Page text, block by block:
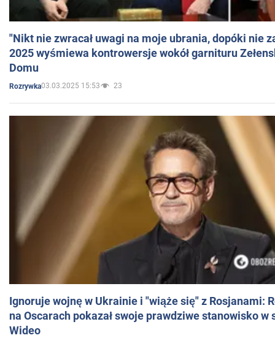
"Nikt nie zwracał uwagi na moje ubrania, dopóki nie
2025 wyśmiewa kontrowersje wokół garnituru
Domu
Rozrywka03.03.2025 15:53 23
Ignoruje wojnę w Ukrainie i "wiąże się" z Rosjanami:
na Oscarach pokazał swoje prawdziwe stanowisko w
Wideo